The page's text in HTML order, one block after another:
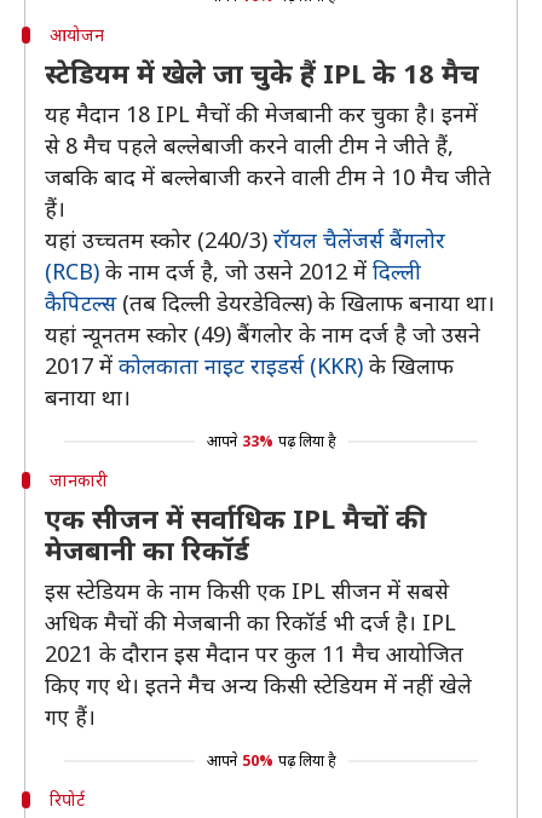
आयोजन
स्टेडियम में खेले जा चुके हैं IPL के 18 मैच
यह मैदान 18 IPL मैचों की मेजबानी कर चुका है। इनमें
से 8 मैच पहले बल्लेबाजी करने वाली टीम ने जीते हैं,
जबकि बाद में बल्लेबाजी करने वाली टीम ने 10 मैच जीते
हैं।
यहां उच्चतम स्कोर (240/3) रॉयल चैलेंजर्स बैंगलोर
(RCB) के नाम दर्ज है, जो उसने 2012 में दिल्ली
कैपिटल्स(तब दिल्ली डेयरडेविल्स) के खिलाफ बनाया था।
यहां न्यूनतम स्कोर (49) बैंगलोर के नाम दर्ज है जो उसने
2017 में कोलकाता नाइट राइडर्स (KKR) के खिलाफ
बनाया था।
आपने 33% पढ़ लिया है
जानकारी
एक सीजन में सर्वाधिक IPL मैचों की
मेजबानी का रिकॉर्ड
इस स्टेडियम के नाम किसी एक IPL सीजन में सबसे
अधिक मैचों की मेजबानी का रिकॉर्ड भी दर्ज है। IPL
2021 के दौरान इस मैदान पर कुल 11 मैच आयोजित
किए गए थे। इतने मैच अन्य किसी स्टेडियम में नहीं खेले
गए हैं।
आपने 50% पढ़ लिया है
रिपोर्ट